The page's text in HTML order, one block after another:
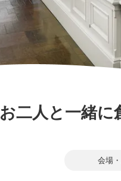
お二人と一緒
会場